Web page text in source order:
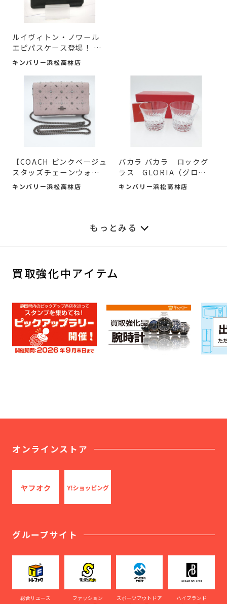
ルイヴィトン・ノワール
エピパスケース登場！ #
入...
キンバリー浜松高林店
【COACH ピンクベージュ
スタッズチェーンウォレ
ッ...
キンバリー浜松高林店
バカラ バカラ ロックグ
ラス GLORIA（グロリ
ア）...
キンバリー浜松高林店
もっとみる
買取強化中アイテム
オンラインストア
グループサイト
総合リユース
ファッション
スポーツアウトドア
ハイブランド